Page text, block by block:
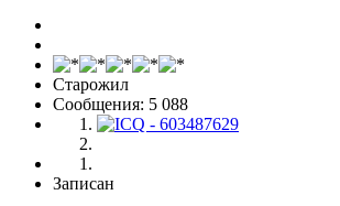
Старожил
Сообщения: 5 088
Записан